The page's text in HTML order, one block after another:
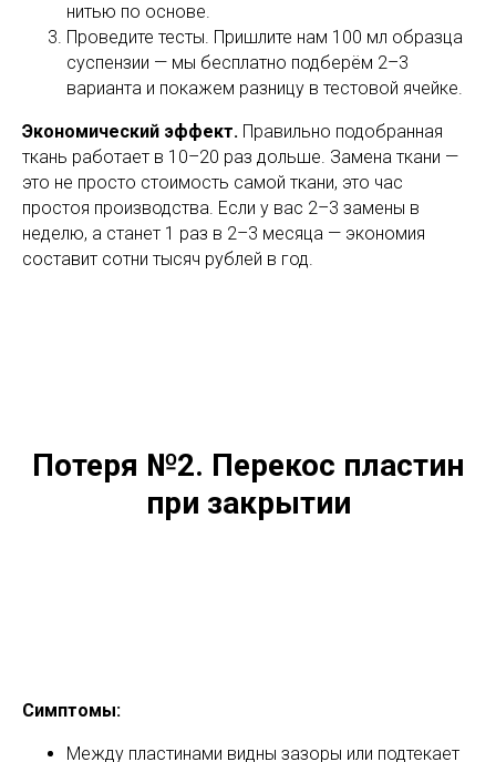
нитью по основе.
Проведите тесты. Пришлите нам 100 мл образца
суспензии — мы бесплатно подберём 2–3
варианта и покажем разницу в тестовой ячейке.
Экономический эффект. Правильно подобранная
ткань работает в 10–20 раз дольше. Замена ткани —
это не просто стоимость самой ткани, это час
простоя производства. Если у вас 2–3 замены в
неделю, а станет 1 раз в 2–3 месяца — экономия
составит сотни тысяч рублей в год.
Потеря №2. Перекос пластин
при закрытии
Симптомы:
Между пластинами видны зазоры или подтекает